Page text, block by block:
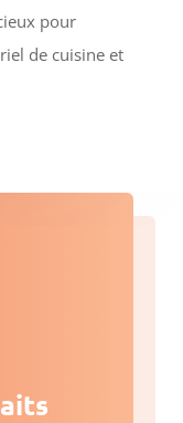
pour
de cuisine et